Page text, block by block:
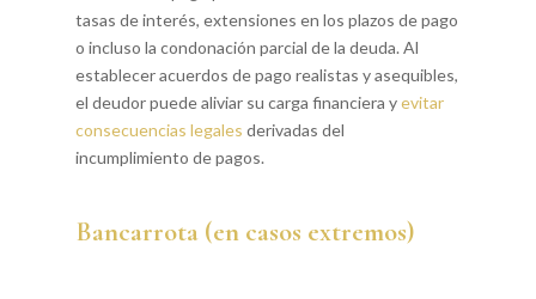
tasas de interés, extensiones en los plazos de pago
o incluso la condonación parcial de la deuda. Al
establecer acuerdos de pago realistas y asequibles,
el deudor puede aliviar su carga financiera yevitar
consecuencias legales derivadas del
incumplimiento de pagos.
Bancarrota (en casos extremos)